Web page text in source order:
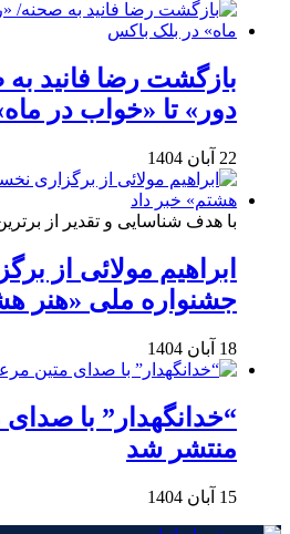
بازگشت رضا فانید
دور» تا «خواب در
22 آبان 1404
با هدف شناسایی و تقدیر از
ابراهیم مولائی از
جشنواره ملی «هنر
18 آبان 1404
“خدانگهدار” با
منتشر شد
15 آبان 1404